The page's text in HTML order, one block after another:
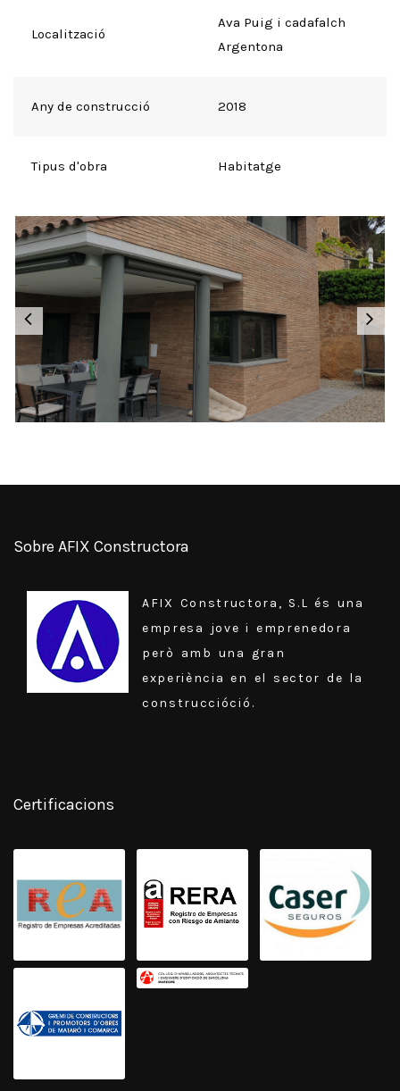
Localització
Ava Puig i cadafalch
Argentona
Any de construcció 2018
Tipus d'obra Habitatge
Sobre AFIX Constructora
AFIX Constructora, S.L és una
empresa jove i emprenedora
però amb una gran
experiència en el sector de la
construccióció.
Certificacions